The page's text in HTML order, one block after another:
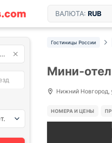
ВАЛЮТА: RUB
Гостиницы России
Мини-
Нижний Новгород,
НОМЕРА И ЦЕНЫ